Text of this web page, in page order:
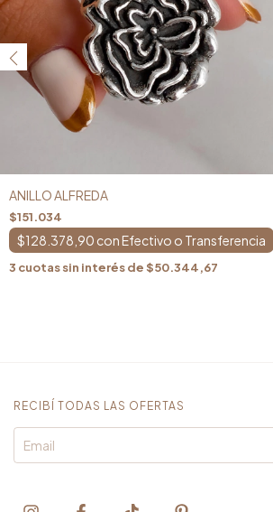
ANILLO ALFREDA
$151.034
$128.378,90 con
3 cuotas sin interés de$50.344,67
RECIBÍ TODAS LAS OFERTAS